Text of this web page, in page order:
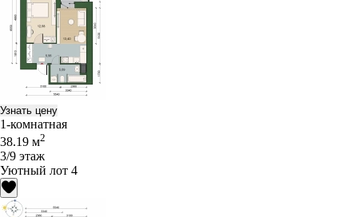
Узнать цену
1-комнатная
38.19 м2
3/9 этаж
Уютный лот 4